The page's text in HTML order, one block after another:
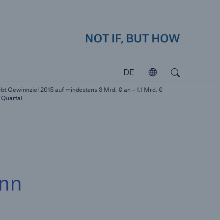
DE
Öffnen
Gewinnziel 2015 auf mindestens 3 Mrd. € an – 1,1 Mrd. €
Investieren in Munich Re